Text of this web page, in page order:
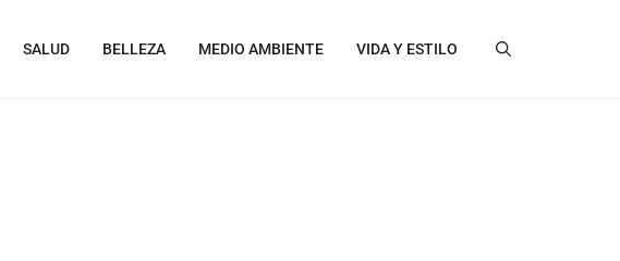
SALUD BELLEZA MEDIO AMBIENTE VIDA Y ESTILO